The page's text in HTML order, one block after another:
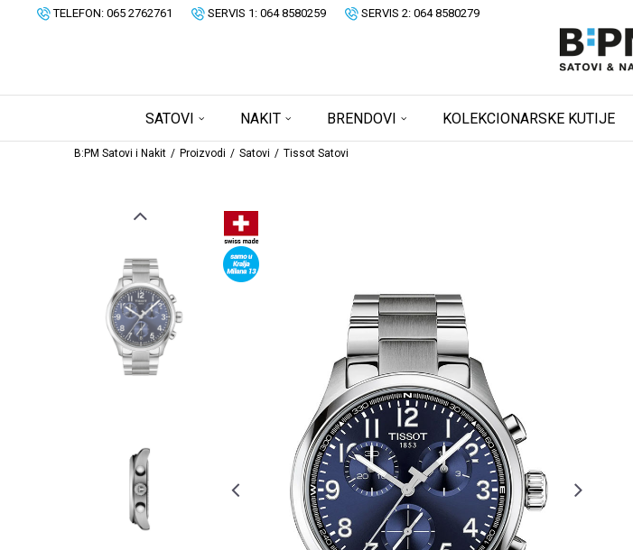
TELEFON: 065 2762761 SERVIS 1: 064 8580259 SERVIS 2: 064 8580279
SATOVI NAKIT BRENDOVI KOLEKCIONARSKE KUTIJE
B:PM Satovi i Nakit Proizvodi Satovi Tissot Satovi